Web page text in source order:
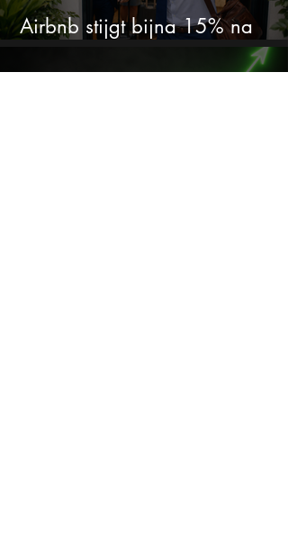
Airbnb stijgt bijna 15% na
cijfers: vooral dit AI-cijfer valt op